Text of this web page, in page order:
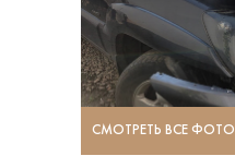
СМОТРЕТЬ ВСЕ ФОТО